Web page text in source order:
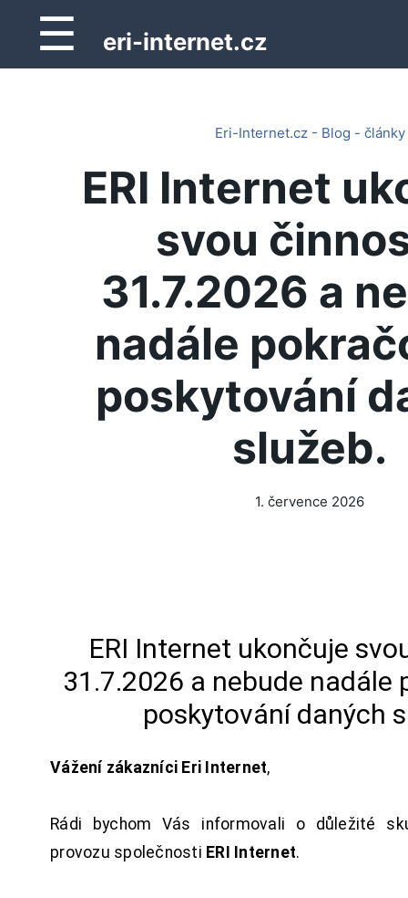
☰ eri-internet.cz
Eri-Internet.cz - Blog - články
ERI Internet
svou
31.7.2026 a
nadále
poskytování
služeb.
1. července 2026
ERI Internet ukončuje
31.7.2026 a nebude nadále
poskytování daných
Vážení zákazníci Eri Internet,
Rádi bychom Vás informovali o důležité
provozu společnosti ERI Internet.